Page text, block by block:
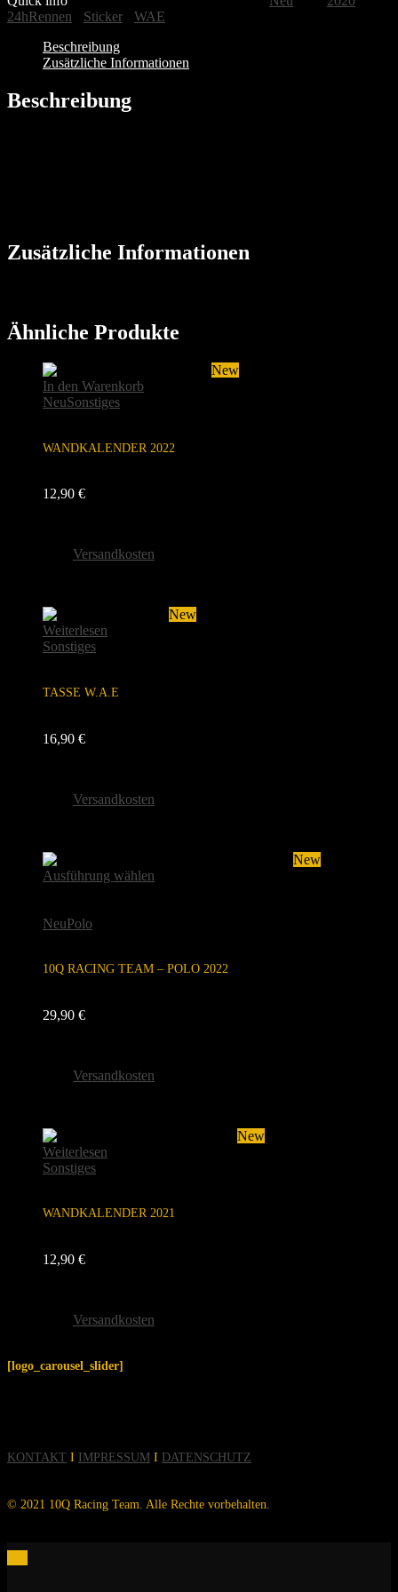
24hRennen
Sticker
WAE
Beschreibung
Zusätzliche Informationen
Beschreibung
Zusätzliche Informationen
Ähnliche Produkte
New
In den Warenkorb
NeuSonstiges
WANDKALENDER 2022
12,90 €
Versandkosten
New
Weiterlesen
Sonstiges
TASSE W.A.E
16,90 €
Versandkosten
New
Ausführung wählen
NeuPolo
10Q RACING TEAM – POLO 2022
29,90 €
Versandkosten
New
Weiterlesen
Sonstiges
WANDKALENDER 2021
12,90 €
Versandkosten
[logo_carousel_slider]
KONTAKT I IMPRESSUM I DATENSCHUTZ
© 2021 10Q Racing Team. Alle Rechte vorbehalten.